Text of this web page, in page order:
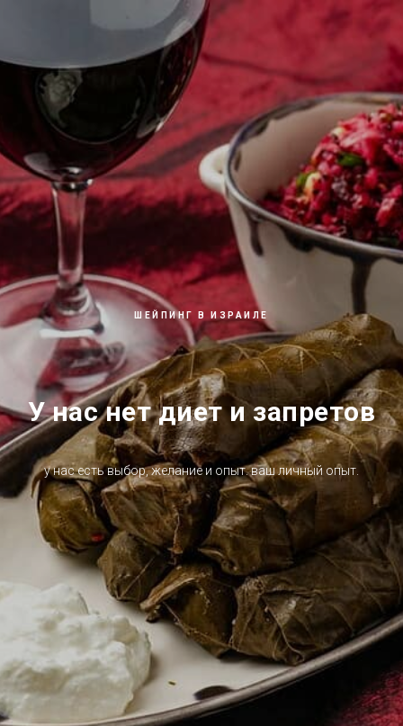
ШЕЙПИНГ В ИЗРАИЛЕ
У нас нет диет и запретов
у нас есть выбор, желание и опыт. ваш личный опыт.